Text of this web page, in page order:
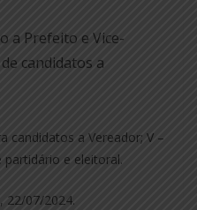
a Prefeito e Vice-
candidatos a
candidatos a Vereador; V –
e eleitoral.
22/07/2024.